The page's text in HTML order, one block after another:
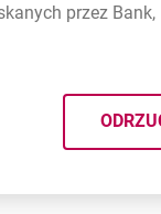
przez